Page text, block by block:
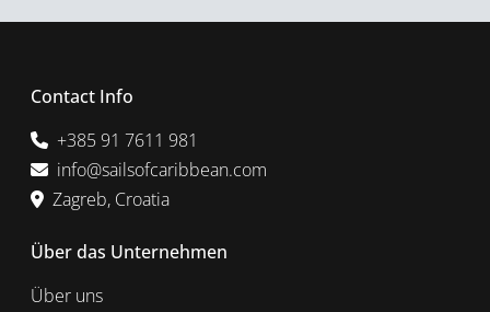
Contact Info
+385 91 7611 981
info@sailsofcaribbean.com
Zagreb, Croatia
Über das Unternehmen
Über uns